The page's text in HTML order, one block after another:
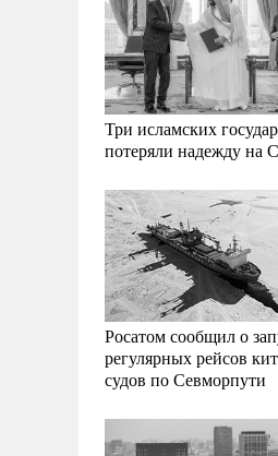
Три исламских
потеряли надежду
Росатом сообщил о
регулярных рейсов
судов по Севморпути